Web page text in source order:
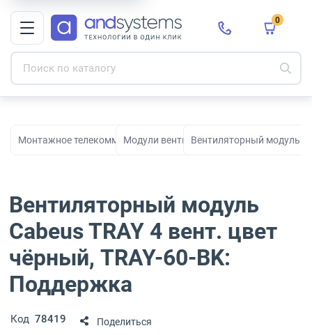
0
Монтажное телекоммуникационное оборудование для СКС и
Модули вентиляторныеВентиляторный модуль
Вентиляторный модуль
Cabeus TRAY 4 вент. цвет
чёрный, TRAY-60-BK:
Поддержка
Код 78419 Поделиться